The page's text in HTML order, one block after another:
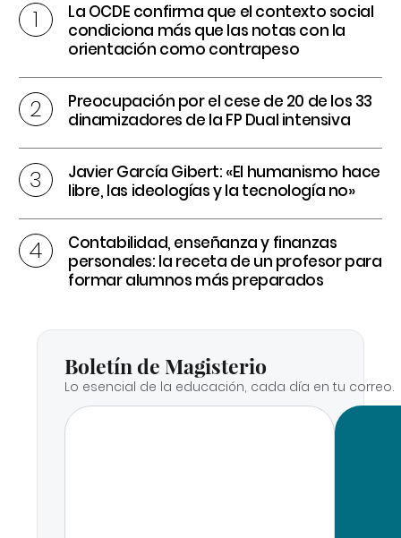
La OCDE confirma que el contexto social
condiciona más que las notas con la
orientación como contrapeso
Preocupación por el cese de 20 de los 33
dinamizadores de la FP Dual intensiva
Javier García Gibert: «El humanismo hace
libre, las ideologías y la tecnología no»
Contabilidad, enseñanza y finanzas
personales: la receta de un profesor para
formar alumnos más preparados
Boletín de Magisterio
Lo esencial de la educación, cada día en tu correo.